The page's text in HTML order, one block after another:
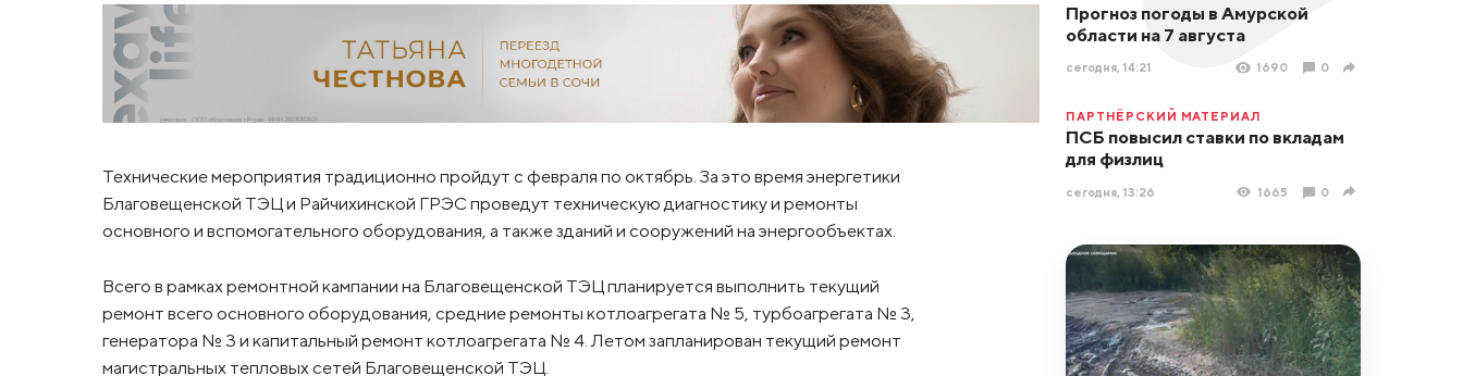
Технические мероприятия традиционно пройдут с февраля по октябрь. За это время энергетики
Благовещенской ТЭЦ и Райчихинской ГРЭС проведут техническую диагностику и ремонты
основного и вспомогательного оборудования, а также зданий и сооружений на энергообъектах.
Всего в рамках ремонтной кампании на Благовещенской ТЭЦ планируется выполнить текущий
ремонт всего основного оборудования, средние ремонты котлоагрегата № 5, турбоагрегата № 3,
генератора № 3 и капитальный ремонт котлоагрегата № 4. Летом запланирован текущий ремонт
магистральных тепловых сетей Благовещенской ТЭЦ.
Прогноз погоды в Амурской
области на 7 августа
сегодня, 14:21 1690 0
ПАРТНЁРСКИЙ МАТЕРИАЛ
ПСБ повысил ставки по вкладам
для физлиц
сегодня, 13:26 1665 0